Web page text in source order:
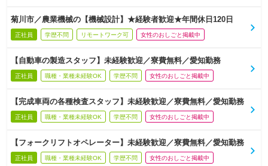
菊川市／農業機械の【機械設計】★経験者歓迎★年間休日120日
正社員 学歴不問 リモートワーク可 女性のおしごと掲載中
【自動車の製造スタッフ】未経験歓迎／寮費無料／愛知勤務
正社員 職種・業種未経験OK 学歴不問 女性のおしごと掲載中
【完成車両の各種検査スタッフ】未経験歓迎／寮費無料／愛知勤務
正社員 職種・業種未経験OK 学歴不問 女性のおしごと掲載中
【フォークリフトオペレーター】未経験歓迎／寮費無料／愛知勤務
正社員 職種・業種未経験OK 学歴不問 女性のおしごと掲載中